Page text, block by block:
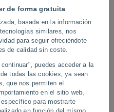
de forma gratuita
basada en la información
similares, nos
para seguir ofreciéndote
de calidad sin coste.
puedes acceder a la
todas las cookies, ya sean
que nos permiten el
en el sitio web,
para mostrarte
(Islandia)
récord para
en estos últimos días
causando numerosas